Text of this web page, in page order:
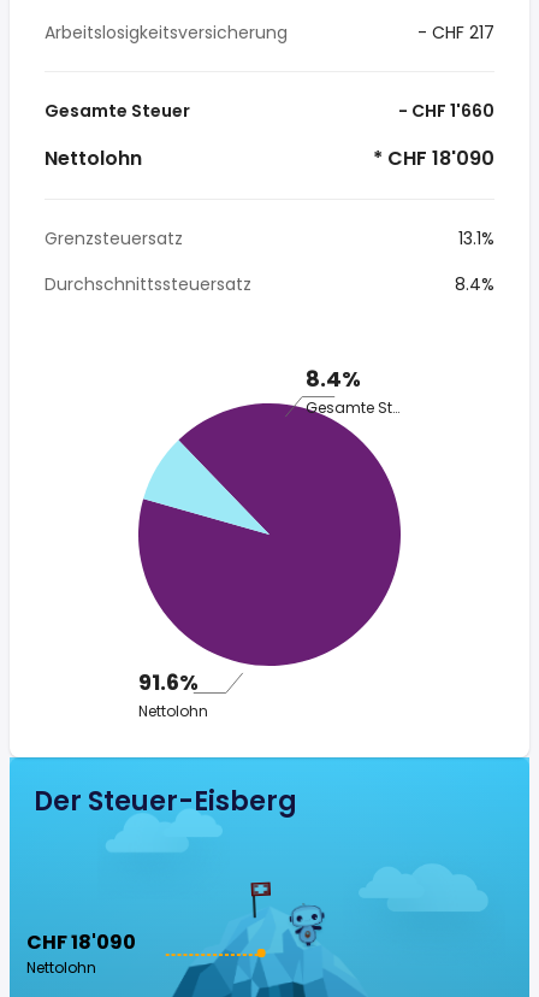
Arbeitslosigkeitsversicherung - CHF 217
Gesamte Steuer - CHF 1'660
Nettolohn * CHF 18'090
Grenzsteuersatz
13.1%
Durchschnittssteuersatz
8.4%
8.4%
Gesamte Steuer
91.6%
Nettolohn
Der Steuer-Eisberg
CHF 18'090
Nettolohn